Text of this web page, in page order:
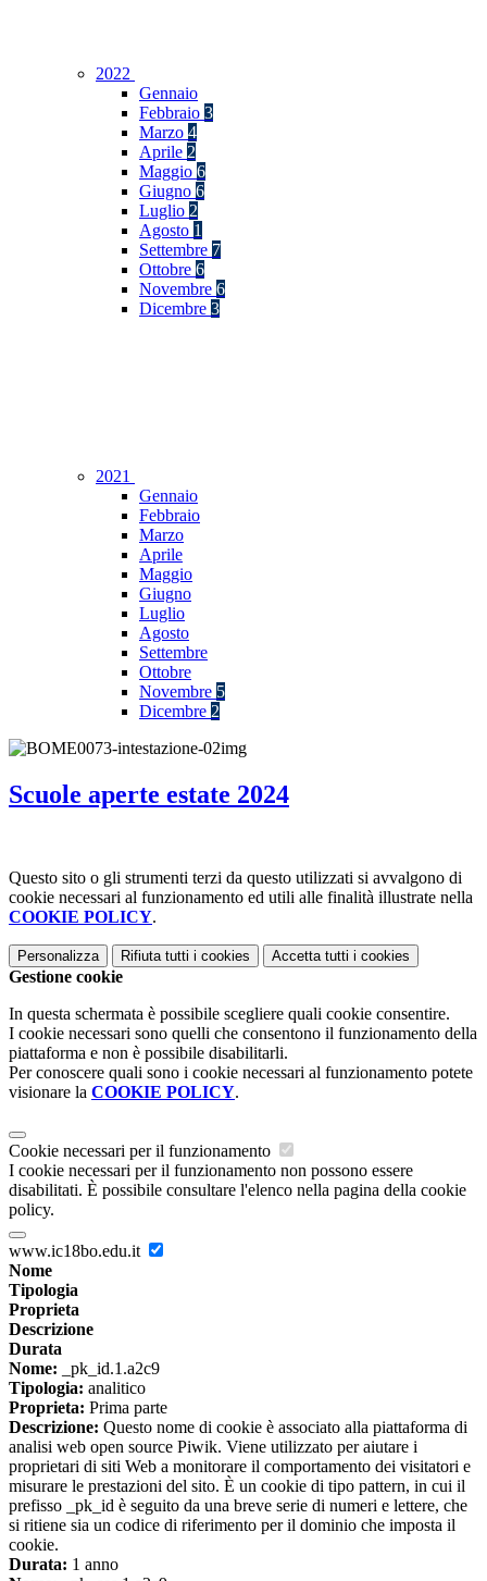
2022
Gennaio
Febbraio 3
Marzo 4
Aprile 2
Maggio 6
Giugno 6
Luglio 2
Agosto 1
Settembre 7
Ottobre 6
Novembre 6
Dicembre 3
2021
Gennaio
Febbraio
Marzo
Aprile
Maggio
Giugno
Luglio
Agosto
Settembre
Ottobre
Novembre 5
Dicembre 2
Scuole aperte estate 2024
Questo sito o gli strumenti terzi da questo utilizzati si avvalgono di
cookie necessari al funzionamento ed utili alle finalità illustrate nella
COOKIE POLICY.
Personalizza Rifiuta tutti i cookies Accetta tutti i cookies
Gestione cookie
In questa schermata è possibile scegliere quali cookie consentire.
I cookie necessari sono quelli che consentono il funzionamento della
piattaforma e non è possibile disabilitarli.
Per conoscere quali sono i cookie necessari al funzionamento potete
visionare la COOKIE POLICY.
Cookie necessari per il funzionamento
I cookie necessari per il funzionamento non possono essere
disabilitati. È possibile consultare l'elenco nella pagina della cookie
policy.
www.ic18bo.edu.it
Nome
Tipologia
Proprieta
Descrizione
Durata
Nome: _pk_id.1.a2c9
Tipologia: analitico
Proprieta: Prima parte
Descrizione: Questo nome di cookie è associato alla piattaforma di
analisi web open source Piwik. Viene utilizzato per aiutare i
proprietari di siti Web a monitorare il comportamento dei visitatori e
misurare le prestazioni del sito. È un cookie di tipo pattern, in cui il
prefisso _pk_id è seguito da una breve serie di numeri e lettere, che
si ritiene sia un codice di riferimento per il dominio che imposta il
cookie.
Durata: 1 anno